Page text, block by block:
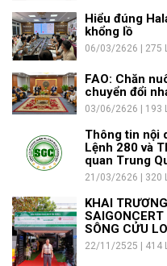
Hiểu đúng
khổng lồ
06/03/2626 | 275
FAO: Chăn
chuyển đổi
03/06/2626 | 193
Thông tin nội
Lệnh 280 và
quan Trung
21/03/2626 | 320
KHAI
SÔNG CỬU
22/11/2525 | 414